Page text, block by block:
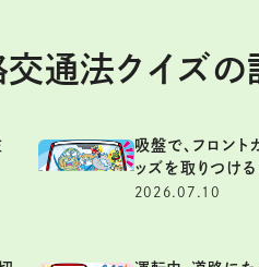
通法クイズ
吸盤で、フロント
ッズを取りつける
2026.07.10